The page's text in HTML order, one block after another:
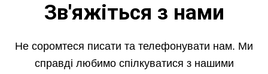
Зв'яжіться з нами
Не соромтеся писати та телефонувати нам. Ми
справді любимо спілкуватися з нашими